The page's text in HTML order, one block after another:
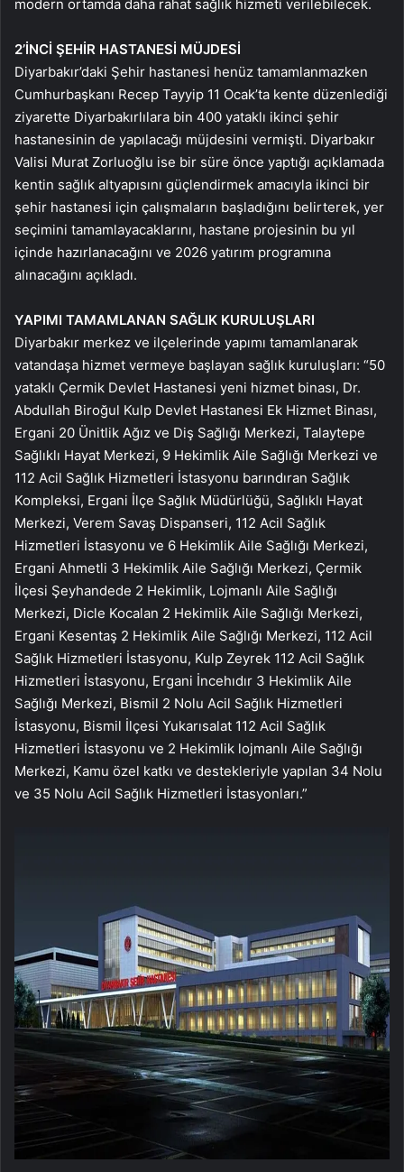
modern ortamda daha rahat sağlık hizmeti verilebilecek.
2’İNCİ ŞEHİR HASTANESİ MÜJDESİ
Diyarbakır’daki Şehir hastanesi henüz tamamlanmazken
Cumhurbaşkanı Recep Tayyip 11 Ocak’ta kente düzenlediği
ziyarette Diyarbakırlılara bin 400 yataklı ikinci şehir
hastanesinin de yapılacağı müjdesini vermişti. Diyarbakır
Valisi Murat Zorluoğlu ise bir süre önce yaptığı açıklamada
kentin sağlık altyapısını güçlendirmek amacıyla ikinci bir
şehir hastanesi için çalışmaların başladığını belirterek, yer
seçimini tamamlayacaklarını, hastane projesinin bu yıl
içinde hazırlanacağını ve 2026 yatırım programına
alınacağını açıkladı.
YAPIMI TAMAMLANAN SAĞLIK KURULUŞLARI
Diyarbakır merkez ve ilçelerinde yapımı tamamlanarak
vatandaşa hizmet vermeye başlayan sağlık kuruluşları: “50
yataklı Çermik Devlet Hastanesi yeni hizmet binası, Dr.
Abdullah Biroğul Kulp Devlet Hastanesi Ek Hizmet Binası,
Ergani 20 Ünitlik Ağız ve Diş Sağlığı Merkezi, Talaytepe
Sağlıklı Hayat Merkezi, 9 Hekimlik Aile Sağlığı Merkezi ve
112 Acil Sağlık Hizmetleri İstasyonu barındıran Sağlık
Kompleksi, Ergani İlçe Sağlık Müdürlüğü, Sağlıklı Hayat
Merkezi, Verem Savaş Dispanseri, 112 Acil Sağlık
Hizmetleri İstasyonu ve 6 Hekimlik Aile Sağlığı Merkezi,
Ergani Ahmetli 3 Hekimlik Aile Sağlığı Merkezi, Çermik
İlçesi Şeyhandede 2 Hekimlik, Lojmanlı Aile Sağlığı
Merkezi, Dicle Kocalan 2 Hekimlik Aile Sağlığı Merkezi,
Ergani Kesentaş 2 Hekimlik Aile Sağlığı Merkezi, 112 Acil
Sağlık Hizmetleri İstasyonu, Kulp Zeyrek 112 Acil Sağlık
Hizmetleri İstasyonu, Ergani İncehıdır 3 Hekimlik Aile
Sağlığı Merkezi, Bismil 2 Nolu Acil Sağlık Hizmetleri
İstasyonu, Bismil İlçesi Yukarısalat 112 Acil Sağlık
Hizmetleri İstasyonu ve 2 Hekimlik lojmanlı Aile Sağlığı
Merkezi, Kamu özel katkı ve destekleriyle yapılan 34 Nolu
ve 35 Nolu Acil Sağlık Hizmetleri İstasyonları.”